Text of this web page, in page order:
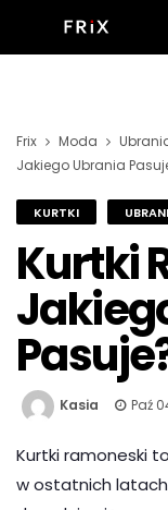
Frix Moda
Jakiego Ubrania
KURTKI
Kurtki
Kasia Paź
Kurtki ramoneski
w ostatnich